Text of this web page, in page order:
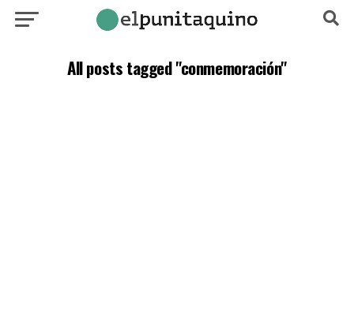
All posts tagged "conmemoración"